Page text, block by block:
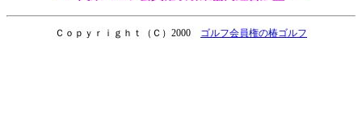
Ｃｏｐｙｒｉｇｈｔ（Ｃ）2000 ゴルフ会員権の椿ゴルフ